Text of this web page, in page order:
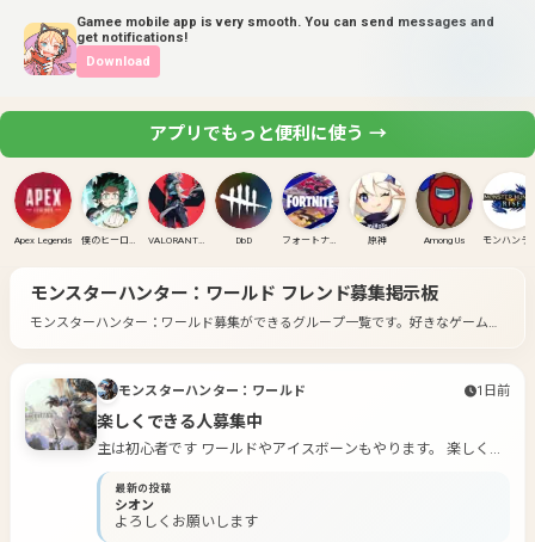
Gamee mobile app is very smooth. You can send messages and
get notifications!
Download
アプリでもっと便利に使う →
Apex Legends 僕のヒーローアカデミア ULTRA RUMBLE VALORANT(PC) DbD フォートナイト 原神 Among Us
モンスターハンター：ワールド フレンド募集掲示板
モンスターハンター：ワールド募集ができるグループ一覧です。 好きなゲームの
モンスターハンター：ワールド 1日前
楽しくできる人募集中
主は初心者です ワールドやアイスボーンもやります。 楽しく遊
べる人募集中
最新の投稿
シオン
よろしくお願いします